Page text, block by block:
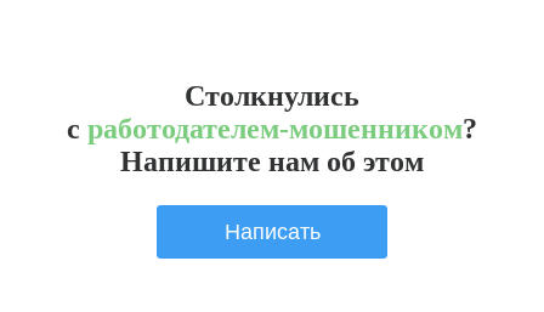
Столкнулись
с работодателем-мошенником?
Напишите нам об этом
Написать